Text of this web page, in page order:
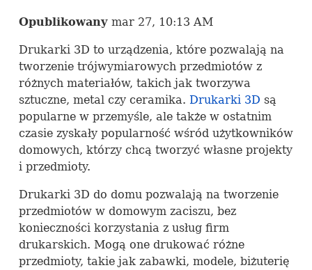
Opublikowany mar 27, 10:13 AM
Drukarki 3D to urządzenia, które pozwalają na
tworzenie trójwymiarowych przedmiotów z
różnych materiałów, takich jak tworzywa
sztuczne, metal czy ceramika. Drukarki 3D są
popularne w przemyśle, ale także w ostatnim
czasie zyskały popularność wśród użytkowników
domowych, którzy chcą tworzyć własne projekty
i przedmioty.
Drukarki 3D do domu pozwalają na tworzenie
przedmiotów w domowym zaciszu, bez
konieczności korzystania z usług firm
drukarskich. Mogą one drukować różne
przedmioty, takie jak zabawki, modele, biżuterię